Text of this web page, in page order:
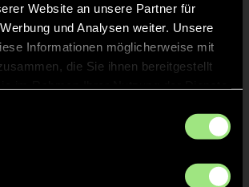
Website an unsere Partner für
und Analysen weiter. Unsere
Informationen möglicherweise mit
die Sie ihnen bereitgestellt
1:0, FELDTOR